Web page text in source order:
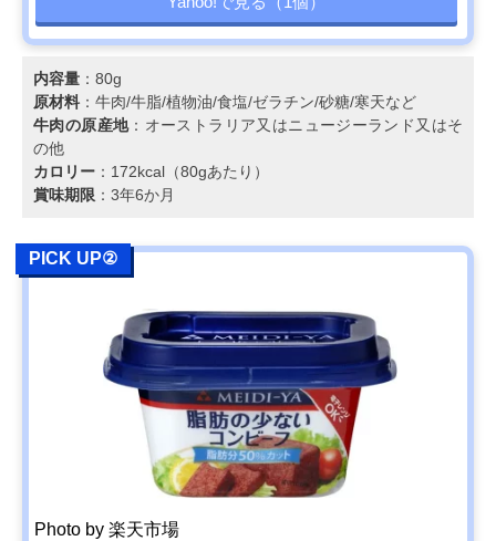
内容量 ：80g
原材料 ：牛肉/牛脂/植物油/食塩/ゼラチン/砂糖/寒天など
牛肉の原産地：オーストラリア又はニュージーランド又はそ
の他
カロリー ：172kcal（80gあたり）
賞味期限 ：3年6か月
PICK UP②
Photo by 楽天市場